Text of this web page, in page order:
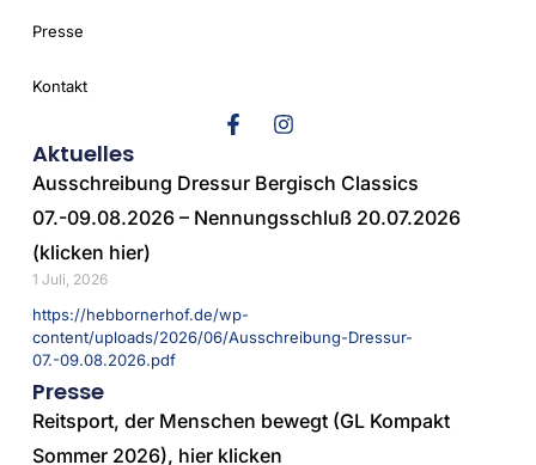
Presse
Kontakt
Aktuelles
Ausschreibung Dressur Bergisch Classics
07.-09.08.2026 – Nennungsschluß 20.07.2026
(klicken hier)
1 Juli, 2026
https://hebbornerhof.de/wp-
content/uploads/2026/06/Ausschreibung-Dressur-
07.-09.08.2026.pdf
Presse
Reitsport, der Menschen bewegt (GL Kompakt
Sommer 2026), hier klicken